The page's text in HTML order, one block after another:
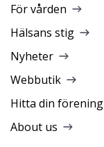
För vården
Hälsans stig
Nyheter
Webbutik
Hitta din förening
About us